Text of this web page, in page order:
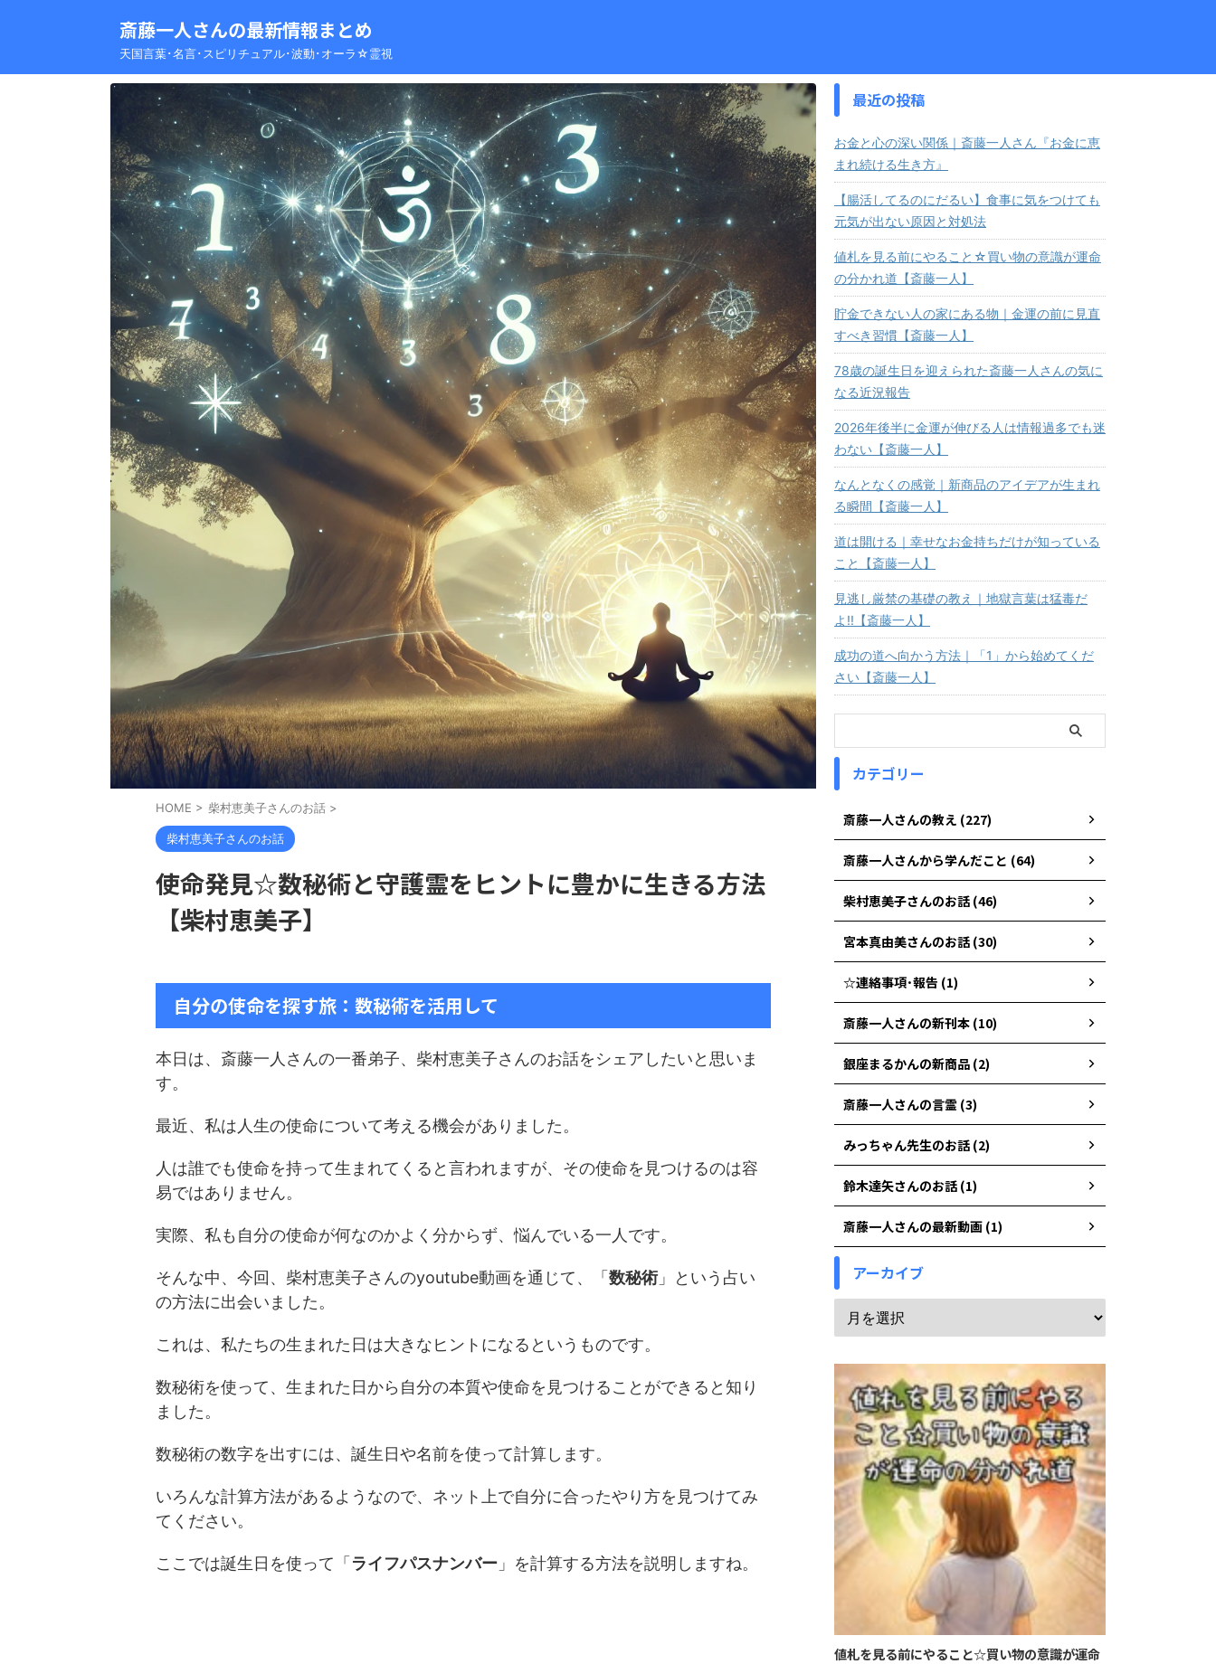
斎藤一人さんの最新情報まとめ
天国言葉･名言･スピリチュアル･波動･オーラ☆霊視
HOME > 柴村恵美子さんのお話 >
柴村恵美子さんのお話
使命発見☆数秘術と守護霊をヒントに豊かに生きる方法
【柴村恵美子】
自分の使命を探す旅：数秘術を活用して
本日は、斎藤一人さんの一番弟子、柴村恵美子さんのお話をシェアしたいと思いま
す。
最近、私は人生の使命について考える機会がありました。
人は誰でも使命を持って生まれてくると言われますが、その使命を見つけるのは容
易ではありません。
実際、私も自分の使命が何なのかよく分からず、悩んでいる一人です。
そんな中、今回、柴村恵美子さんのyoutube動画を通じて、「 数秘術」という占い
の方法に出会いました。
これは、私たちの生まれた日は大きなヒントになるというものです。
数秘術を使って、生まれた日から自分の本質や使命を見つけることができると知り
ました。
数秘術の数字を出すには、誕生日や名前を使って計算します。
いろんな計算方法があるようなので、ネット上で自分に合ったやり方を見つけてみ
てください。
ここでは誕生日を使って「 ライフパスナンバー 」を計算する方法を説明しますね。
最近の投稿
お金と心の深い関係｜斎藤一人さん『お金に恵
まれ続ける生き方』
【腸活してるのにだるい】食事に気をつけても
元気が出ない原因と対処法
値札を見る前にやること☆買い物の意識が運命
の分かれ道【斎藤一人】
貯金できない人の家にある物｜金運の前に見直
すべき習慣【斎藤一人】
78歳の誕生日を迎えられた斎藤一人さんの気に
なる近況報告
2026年後半に金運が伸びる人は情報過多でも迷
わない【斎藤一人】
なんとなくの感覚｜新商品のアイデアが生まれ
る瞬間【斎藤一人】
道は開ける｜幸せなお金持ちだけが知っている
こと【斎藤一人】
見逃し厳禁の基礎の教え｜地獄言葉は猛毒だ
よ!!【斎藤一人】
成功の道へ向かう方法｜「1」から始めてくだ
さい【斎藤一人】
カテゴリー
斎藤一人さんの教え (227)
斎藤一人さんから学んだこと (64)
柴村恵美子さんのお話 (46)
宮本真由美さんのお話 (30)
☆連絡事項･報告 (1)
斎藤一人さんの新刊本 (10)
銀座まるかんの新商品 (2)
斎藤一人さんの言霊 (3)
みっちゃん先生のお話 (2)
鈴木達矢さんのお話 (1)
斎藤一人さんの最新動画 (1)
アーカイブ
値札を見る前にやること☆買い物の意識が運命